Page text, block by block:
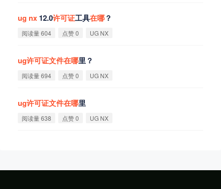
ug nx 12.0许可证工具在哪？
阅读量 604 点赞 0 UG NX
ug许可证文件在哪里？
阅读量 694 点赞 0 UG NX
ug许可证文件在哪里
阅读量 638 点赞 0 UG NX